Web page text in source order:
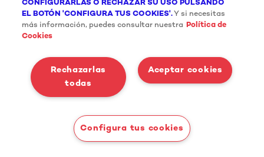
CONFIGURARLAS O RECHAZAR SU USO PULSANDO
EL BOTÓN 'CONFIGURA TUS COOKIES'. Y si necesitas
más información, puedes consultar nuestra Política de
Cookies
Aceptar cookies
Rechazarlas
todas
Configura tus cookies